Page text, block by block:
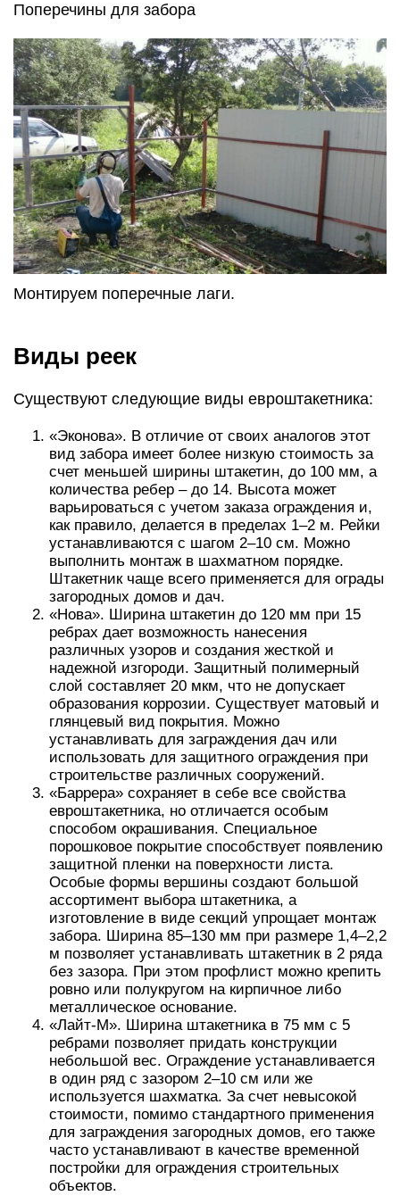
Поперечины для забора
Монтируем поперечные лаги.
Виды реек
Существуют следующие виды евроштакетника:
«Эконова». В отличие от своих аналогов этот
вид забора имеет более низкую стоимость за
счет меньшей ширины штакетин, до 100 мм, а
количества ребер – до 14. Высота может
варьироваться с учетом заказа ограждения и,
как правило, делается в пределах 1–2 м. Рейки
устанавливаются с шагом 2–10 см. Можно
выполнить монтаж в шахматном порядке.
Штакетник чаще всего применяется для ограды
загородных домов и дач.
«Нова». Ширина штакетин до 120 мм при 15
ребрах дает возможность нанесения
различных узоров и создания жесткой и
надежной изгороди. Защитный полимерный
слой составляет 20 мкм, что не допускает
образования коррозии. Существует матовый и
глянцевый вид покрытия. Можно
устанавливать для заграждения дач или
использовать для защитного ограждения при
строительстве различных сооружений.
«Баррера» сохраняет в себе все свойства
евроштакетника, но отличается особым
способом окрашивания. Специальное
порошковое покрытие способствует появлению
защитной пленки на поверхности листа.
Особые формы вершины создают большой
ассортимент выбора штакетника, а
изготовление в виде секций упрощает монтаж
забора. Ширина 85–130 мм при размере 1,4–2,2
м позволяет устанавливать штакетник в 2 ряда
без зазора. При этом профлист можно крепить
ровно или полукругом на кирпичное либо
металлическое основание.
«Лайт-М». Ширина штакетника в 75 мм с 5
ребрами позволяет придать конструкции
небольшой вес. Ограждение устанавливается
в один ряд с зазором 2–10 см или же
используется шахматка. За счет невысокой
стоимости, помимо стандартного применения
для заграждения загородных домов, его также
часто устанавливают в качестве временной
постройки для ограждения строительных
объектов.